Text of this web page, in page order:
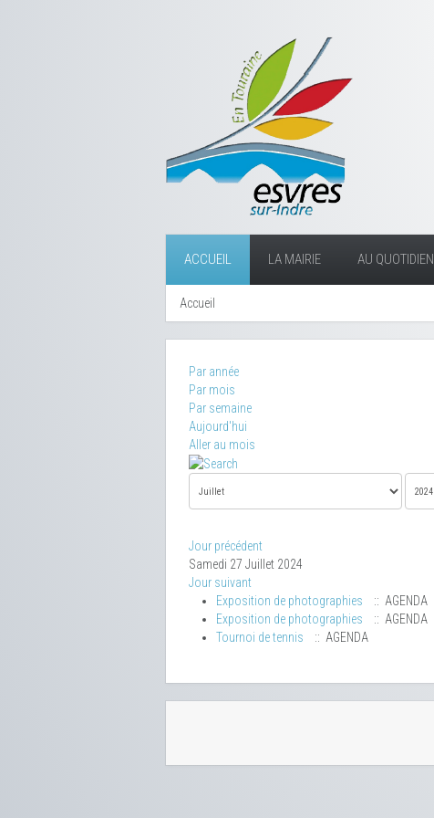
ACCUEIL LA MAIRIE AU QUOTIDIEN
Accueil
Par année
Par mois
Par semaine
Aujourd'hui
Aller au mois
Jour précédent
Samedi 27 Juillet 2024
Jour suivant
Exposition de photographies
:: AGENDA
Exposition de photographies
:: AGENDA
Tournoi de tennis
:: AGENDA